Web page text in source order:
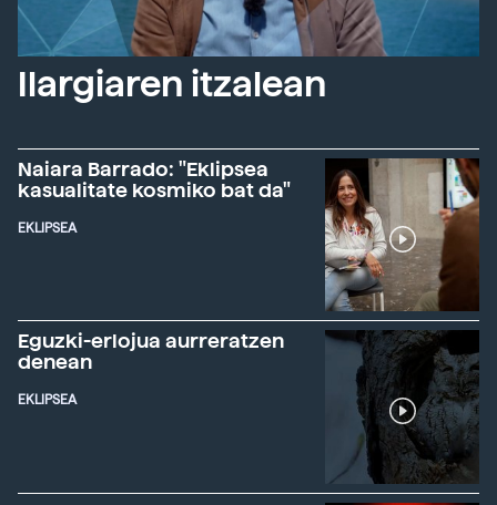
Ilargiaren itzalean
Naiara Barrado: "Eklipsea
kasualitate kosmiko bat da"
EKLIPSEA
Eguzki-erlojua aurreratzen
denean
EKLIPSEA